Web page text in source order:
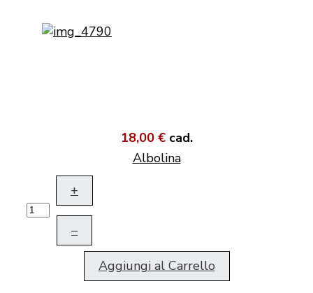
18,00 € cad.
Albolina
+
–
Aggiungi al Carrello